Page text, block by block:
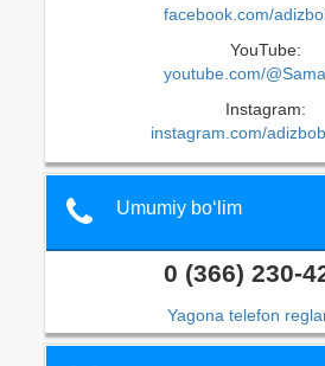
facebook.com/
YouTube:
youtube.com/
Instagram:
instagram.com/
Umumiy bo‘lim
0 (366) 230-
Yagona telefon